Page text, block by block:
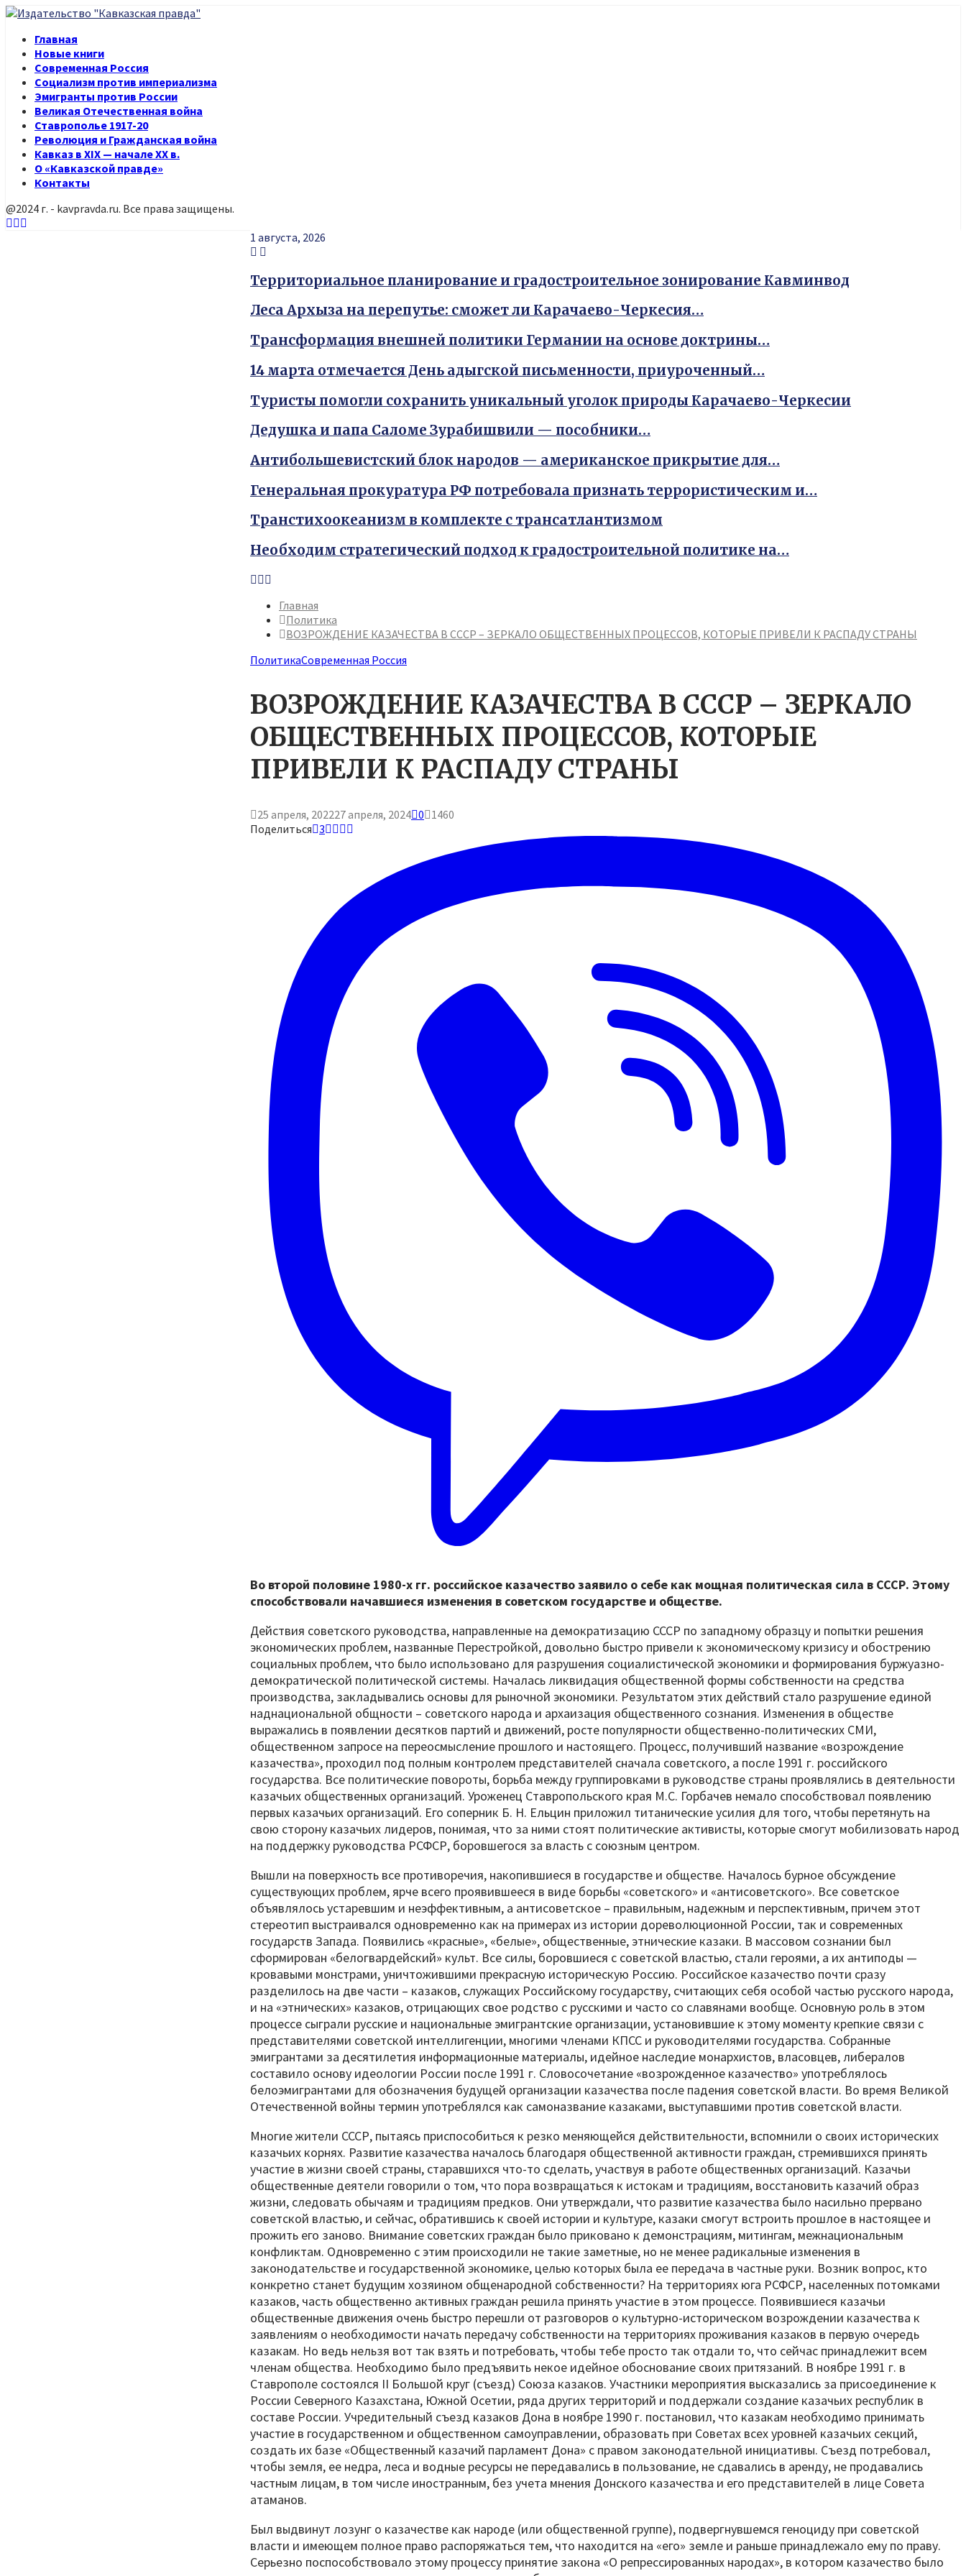
Главная
Новые книги
Современная Россия
Социализм против империализма
Эмигранты против России
Великая Отечественная война
Ставрополье 1917-20
Революция и Гражданская война
Кавказ в XIX — начале XX в.
О «Кавказской правде»
Контакты
@2024 г. - kavpravda.ru. Все права защищены.
Youtube
Vk
1 августа, 2026
Территориальное планирование и градостроительное зонирование Кавминвод
Леса Архыза на перепутье: сможет ли Карачаево-Черкесия…
Трансформация внешней политики Германии на основе доктрины…
14 марта отмечается День адыгской письменности, приуроченный…
Туристы помогли сохранить уникальный уголок природы Карачаево-Черкесии
Дедушка и папа Саломе Зурабишвили — пособники…
Антибольшевистский блок народов — американское прикрытие для…
Генеральная прокуратура РФ потребовала признать террористическим и…
Транстихоокеанизм в комплекте с трансатлантизмом
Необходим стратегический подход к градостроительной политике на…
Youtube
Vk
Главная
Политика
ВОЗРОЖДЕНИЕ КАЗАЧЕСТВА В СССР – ЗЕРКАЛО ОБЩЕСТВЕННЫХ ПРОЦЕССОВ, КОТОРЫЕ ПРИВЕЛИ К РАСПАДУ СТРАНЫ
ПолитикаСовременная Россия
ВОЗРОЖДЕНИЕ КАЗАЧЕСТВА В СССР – ЗЕРКАЛО
ОБЩЕСТВЕННЫХ ПРОЦЕССОВ, КОТОРЫЕ
ПРИВЕЛИ К РАСПАДУ СТРАНЫ
25 апреля, 202227 апреля, 2024 0 1460
Поделиться 3
Во второй половине 1980-х гг. российское казачество заявило о себе как мощная политическая сила в СССР. Этому
способствовали начавшиеся изменения в советском государстве и обществе.
Действия советского руководства, направленные на демократизацию СССР по западному образцу и попытки решения
экономических проблем, названные Перестройкой, довольно быстро привели к экономическому кризису и обострению
социальных проблем, что было использовано для разрушения социалистической экономики и формирования буржуазно-
демократической политической системы. Началась ликвидация общественной формы собственности на средства
производства, закладывались основы для рыночной экономики. Результатом этих действий стало разрушение единой
наднациональной общности – советского народа и архаизация общественного сознания. Изменения в обществе
выражались в появлении десятков партий и движений, росте популярности общественно-политических СМИ,
общественном запросе на переосмысление прошлого и настоящего. Процесс, получивший название «возрождение
казачества», проходил под полным контролем представителей сначала советского, а после 1991 г. российского
государства. Все политические повороты, борьба между группировками в руководстве страны проявлялись в деятельности
казачьих общественных организаций. Уроженец Ставропольского края М.С. Горбачев немало способствовал появлению
первых казачьих организаций. Его соперник Б. Н. Ельцин приложил титанические усилия для того, чтобы перетянуть на
свою сторону казачьих лидеров, понимая, что за ними стоят политические активисты, которые смогут мобилизовать народ
на поддержку руководства РСФСР, боровшегося за власть с союзным центром.
Вышли на поверхность все противоречия, накопившиеся в государстве и обществе. Началось бурное обсуждение
существующих проблем, ярче всего проявившееся в виде борьбы «советского» и «антисоветского». Все советское
объявлялось устаревшим и неэффективным, а антисоветское – правильным, надежным и перспективным, причем этот
стереотип выстраивался одновременно как на примерах из истории дореволюционной России, так и современных
государств Запада. Появились «красные», «белые», общественные, этнические казаки. В массовом сознании был
сформирован «белогвардейский» культ. Все силы, боровшиеся с советской властью, стали героями, а их антиподы —
кровавыми монстрами, уничтожившими прекрасную историческую Россию. Российское казачество почти сразу
разделилось на две части – казаков, служащих Российскому государству, считающих себя особой частью русского народа,
и на «этнических» казаков, отрицающих свое родство с русскими и часто со славянами вообще. Основную роль в этом
процессе сыграли русские и национальные эмигрантские организации, установившие к этому моменту крепкие связи с
представителями советской интеллигенции, многими членами КПСС и руководителями государства. Собранные
эмигрантами за десятилетия информационные материалы, идейное наследие монархистов, власовцев, либералов
составило основу идеологии России после 1991 г. Словосочетание «возрожденное казачество» употреблялось
белоэмигрантами для обозначения будущей организации казачества после падения советской власти. Во время Великой
Отечественной войны термин употреблялся как самоназвание казаками, выступавшими против советской власти.
Многие жители СССР, пытаясь приспособиться к резко меняющейся действительности, вспомнили о своих исторических
казачьих корнях. Развитие казачества началось благодаря общественной активности граждан, стремившихся принять
участие в жизни своей страны, старавшихся что-то сделать, участвуя в работе общественных организаций. Казачьи
общественные деятели говорили о том, что пора возвращаться к истокам и традициям, восстановить казачий образ
жизни, следовать обычаям и традициям предков. Они утверждали, что развитие казачества было насильно прервано
советской властью, и сейчас, обратившись к своей истории и культуре, казаки смогут встроить прошлое в настоящее и
прожить его заново. Внимание советских граждан было приковано к демонстрациям, митингам, межнациональным
конфликтам. Одновременно с этим происходили не такие заметные, но не менее радикальные изменения в
законодательстве и государственной экономике, целью которых была ее передача в частные руки. Возник вопрос, кто
конкретно станет будущим хозяином общенародной собственности? На территориях юга РСФСР, населенных потомками
казаков, часть общественно активных граждан решила принять участие в этом процессе. Появившиеся казачьи
общественные движения очень быстро перешли от разговоров о культурно-историческом возрождении казачества к
заявлениям о необходимости начать передачу собственности на территориях проживания казаков в первую очередь
казакам. Но ведь нельзя вот так взять и потребовать, чтобы тебе просто так отдали то, что сейчас принадлежит всем
членам общества. Необходимо было предъявить некое идейное обоснование своих притязаний. В ноябре 1991 г. в
Ставрополе состоялся II Большой круг (съезд) Союза казаков. Участники мероприятия высказались за присоединение к
России Северного Казахстана, Южной Осетии, ряда других территорий и поддержали создание казачьих республик в
составе России. Учредительный съезд казаков Дона в ноябре 1990 г. постановил, что казакам необходимо принимать
участие в государственном и общественном самоуправлении, образовать при Советах всех уровней казачьих секций,
создать их базе «Общественный казачий парламент Дона» с правом законодательной инициативы. Съезд потребовал,
чтобы земля, ее недра, леса и водные ресурсы не передавались в пользование, не сдавались в аренду, не продавались
частным лицам, в том числе иностранным, без учета мнения Донского казачества и его представителей в лице Совета
атаманов.
Был выдвинут лозунг о казачестве как народе (или общественной группе), подвергнувшемся геноциду при советской
власти и имеющем полное право распоряжаться тем, что находится на «его» земле и раньше принадлежало ему по праву.
Серьезно поспособствовало этому процессу принятие закона «О репрессированных народах», в котором казачество было